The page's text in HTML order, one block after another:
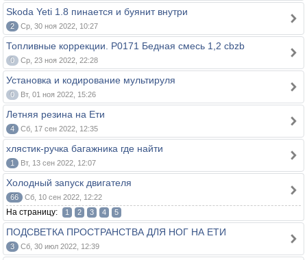
Skoda Yeti 1.8 пинается и буянит внутри
2 Ср, 30 ноя 2022, 10:27
Топливные коррекции. P0171 Бедная смесь 1,2 cbzb
0 Ср, 23 ноя 2022, 22:28
Установка и кодирование мультируля
0 Вт, 01 ноя 2022, 15:26
Летняя резина на Ети
4 Сб, 17 сен 2022, 12:35
хлястик-ручка багажника где найти
1 Вт, 13 сен 2022, 12:07
Холодный запуск двигателя
66 Сб, 10 сен 2022, 12:22
На страницу: 1 2 3 4 5
ПОДСВЕТКА ПРОСТРАНСТВА ДЛЯ НОГ НА ЕТИ
3 Сб, 30 июл 2022, 12:39